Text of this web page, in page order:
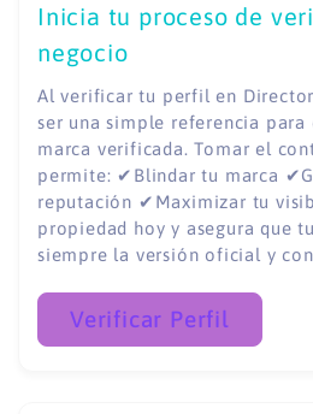
Inicia tu proceso de
negocio
Al verificar tu perfil en
ser una simple referencia para
marca verificada. Tomar el
permite: ✔Blindar tu marca
reputación ✔Maximizar tu
propiedad hoy y asegura que
siempre la versión oficial y
Verificar Perfil